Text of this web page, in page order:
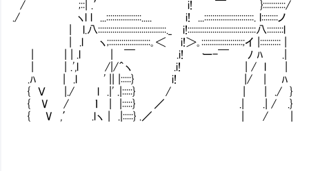
/ ;::| .′ i! ￣
./ ヽl l ...:::::::::::::::::..... i! ...::::::::::::::::::::::::.
| l.八:::::::::::::::::::::::::::::::::._ i!:::::::::::::::::::::::::::::::::
| .l ヽ;::::::::::::::::::::｡＜ i!＞｡::::::::::::::::::::;イ
| | | .l | ￣ .i! ー-￣ ﾉ ﾊ .|
| | .',l /|/＾ヽ .i! | / l |
.ﾊ | .l ' || |:::::} i! |/ | ﾊ
{ Ｖ |./ l .|' .|:::::} / | | ./
{ V / ｌ | |:::::} ／ .| .| / .}
{ V ,′ .lヽ | .|:::::} .／ | / |